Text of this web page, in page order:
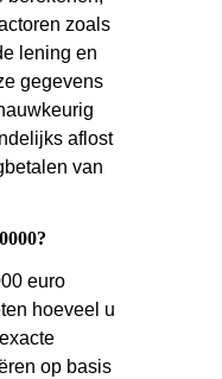
zoals
lening en
gegevens
aflost
van
euro
hoeveel u
op basis